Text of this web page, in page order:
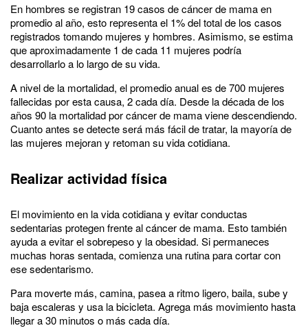
En hombres se registran 19 casos de cáncer de mama en
promedio al año, esto representa el 1% del total de los casos
registrados tomando mujeres y hombres. Asimismo, se estima
que aproximadamente 1 de cada 11 mujeres podría
desarrollarlo a lo largo de su vida.
A nivel de la mortalidad, el promedio anual es de 700 mujeres
fallecidas por esta causa, 2 cada día. Desde la década de los
años 90 la mortalidad por cáncer de mama viene descendiendo.
Cuanto antes se detecte será más fácil de tratar, la mayoría de
las mujeres mejoran y retoman su vida cotidiana.
Realizar actividad física
El movimiento en la vida cotidiana y evitar conductas
sedentarias protegen frente al cáncer de mama. Esto también
ayuda a evitar el sobrepeso y la obesidad. Si permaneces
muchas horas sentada, comienza una rutina para cortar con
ese sedentarismo.
Para moverte más, camina, pasea a ritmo ligero, baila, sube y
baja escaleras y usa la bicicleta. Agrega más movimiento hasta
llegar a 30 minutos o más cada día.